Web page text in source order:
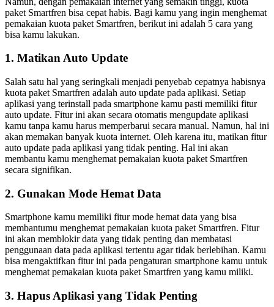
paket Smartfren bisa cepat habis. Bagi kamu yang ingin menghemat
pemakaian kuota paket Smartfren, berikut ini adalah 5 cara yang
bisa kamu lakukan.
1. Matikan Auto Update
Salah satu hal yang seringkali menjadi penyebab cepatnya habisnya
kuota paket Smartfren adalah auto update pada aplikasi. Setiap
aplikasi yang terinstall pada smartphone kamu pasti memiliki fitur
auto update. Fitur ini akan secara otomatis mengupdate aplikasi
kamu tanpa kamu harus memperbarui secara manual. Namun, hal ini
akan memakan banyak kuota internet. Oleh karena itu, matikan fitur
auto update pada aplikasi yang tidak penting. Hal ini akan
membantu kamu menghemat pemakaian kuota paket Smartfren
secara signifikan.
2. Gunakan Mode Hemat Data
Smartphone kamu memiliki fitur mode hemat data yang bisa
membantumu menghemat pemakaian kuota paket Smartfren. Fitur
ini akan memblokir data yang tidak penting dan membatasi
penggunaan data pada aplikasi tertentu agar tidak berlebihan. Kamu
bisa mengaktifkan fitur ini pada pengaturan smartphone kamu untuk
menghemat pemakaian kuota paket Smartfren yang kamu miliki.
3. Hapus Aplikasi yang Tidak Penting